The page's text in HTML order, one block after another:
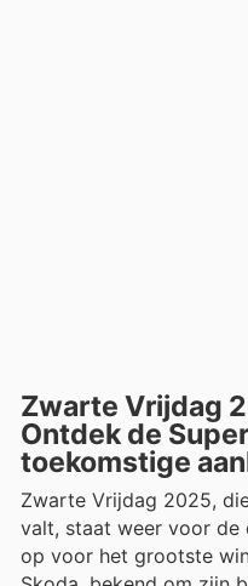
Zwarte Vrijdag
Ontdek de
toekomstige
Zwarte Vrijdag 2025,
valt, staat weer voor de
op voor het grootste